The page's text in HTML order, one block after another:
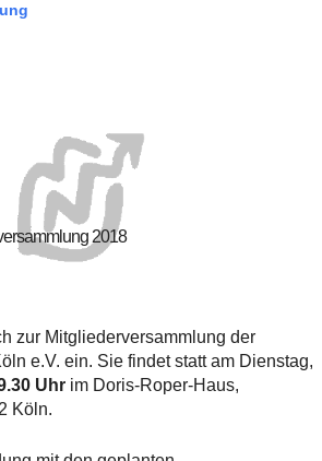
2018
zur Mitgliederversammlung der
e.V. ein. Sie findet statt am Dienstag,
Uhr im Doris-Roper-Haus,
Köln.